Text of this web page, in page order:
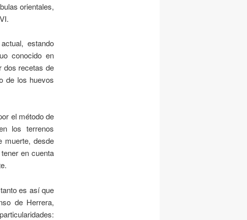
orientales,
estando
conocido en
dos recetas de
de los huevos
el método de
los terrenos
muerte, desde
en cuenta
es así que
de Herrera,